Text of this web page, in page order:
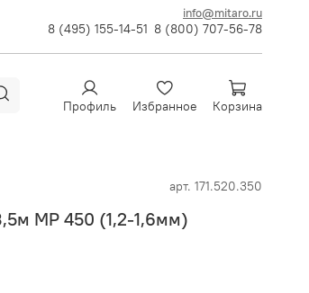
info@mitaro.ru
8 (495) 155-14-51 8 (800) 707-56-78
Профиль Избранное Корзина
арт. 171.520.350
MP 450 (1,2-1,6мм)